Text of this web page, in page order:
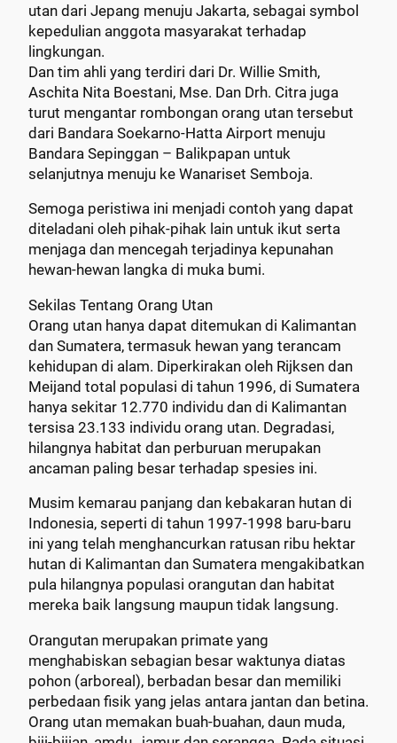
utan dari Jepang menuju Jakarta, sebagai symbol
kepedulian anggota masyarakat terhadap
lingkungan.
Dan tim ahli yang terdiri dari Dr. Willie Smith,
Aschita Nita Boestani, Mse. Dan Drh. Citra juga
turut mengantar rombongan orang utan tersebut
dari Bandara Soekarno-Hatta Airport menuju
Bandara Sepinggan – Balikpapan untuk
selanjutnya menuju ke Wanariset Semboja.
Semoga peristiwa ini menjadi contoh yang dapat
diteladani oleh pihak-pihak lain untuk ikut serta
menjaga dan mencegah terjadinya kepunahan
hewan-hewan langka di muka bumi.
Sekilas Tentang Orang Utan
Orang utan hanya dapat ditemukan di Kalimantan
dan Sumatera, termasuk hewan yang terancam
kehidupan di alam. Diperkirakan oleh Rijksen dan
Meijand total populasi di tahun 1996, di Sumatera
hanya sekitar 12.770 individu dan di Kalimantan
tersisa 23.133 individu orang utan. Degradasi,
hilangnya habitat dan perburuan merupakan
ancaman paling besar terhadap spesies ini.
Musim kemarau panjang dan kebakaran hutan di
Indonesia, seperti di tahun 1997-1998 baru-baru
ini yang telah menghancurkan ratusan ribu hektar
hutan di Kalimantan dan Sumatera mengakibatkan
pula hilangnya populasi orangutan dan habitat
mereka baik langsung maupun tidak langsung.
Orangutan merupakan primate yang
menghabiskan sebagian besar waktunya diatas
pohon (arboreal), berbadan besar dan memiliki
perbedaan fisik yang jelas antara jantan dan betina.
Orang utan memakan buah-buahan, daun muda,